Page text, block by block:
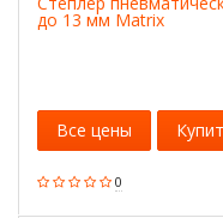
до 13 мм Matrix
0
Все цены